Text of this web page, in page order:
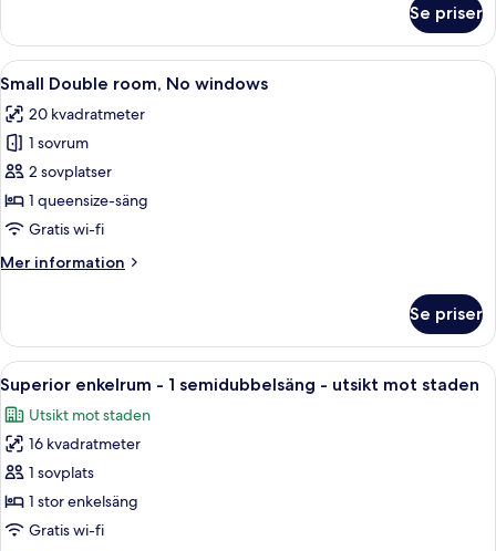
hotel
space
view
Double
Room,
1
Bed,
Inner
space
view
Se priser
Öppna
alla
foton
för
Small
Double
room,
windows
Ett hotellrum med en säng,
7
Small Double room, No windows
20 kvadratmeter
1 sovrum
2 sovplatser
1 queensize-säng
Gratis wi-fi
Mer information
Mer
Double
room,
No
windows
Se priser
Öppna
alla
foton
för
Superior
enkelrum
-
En snyggt bäddad säng med en
6
Superior enkelrum - 1 semidubbelsäng - utsikt mot staden
Utsikt mot staden
16 kvadratmeter
1 sovplats
1 stor enkelsäng
Gratis wi-fi